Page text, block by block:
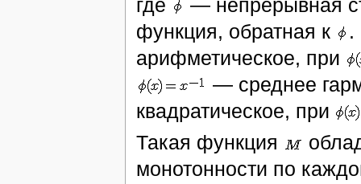
где
— непрерывная
функция, обратная к
.
арифметическое, при
— среднее
квадратическое, при
Такая функция
монотонности по